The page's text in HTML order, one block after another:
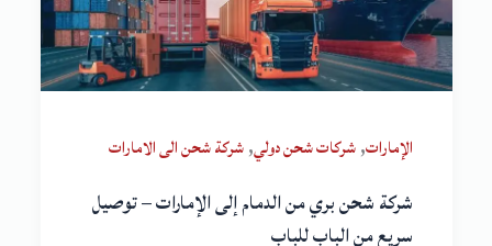
الإمارات,شركات شحن دولي,شركة شحن الى الامارات
شركة شحن بري من الدمام إلى الإمارات – توصيل
سريع من الباب للباب